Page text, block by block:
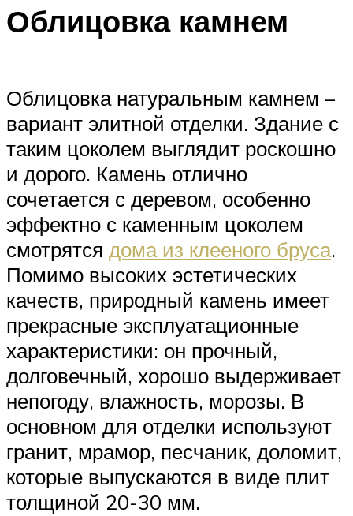
Облицовка камнем
Облицовка натуральным камнем –
вариант элитной отделки. Здание с
таким цоколем выглядит роскошно
и дорого. Камень отлично
сочетается с деревом, особенно
эффектно с каменным цоколем
смотрятся дома из клееного бруса.
Помимо высоких эстетических
качеств, природный камень имеет
прекрасные эксплуатационные
характеристики: он прочный,
долговечный, хорошо выдерживает
непогоду, влажность, морозы. В
основном для отделки используют
гранит, мрамор, песчаник, доломит,
которые выпускаются в виде плит
толщиной 20-30 мм.